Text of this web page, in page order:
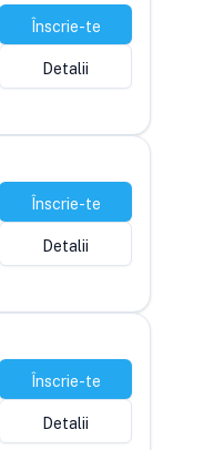
Înscrie-te
Detalii
Înscrie-te
Detalii
Înscrie-te
Detalii